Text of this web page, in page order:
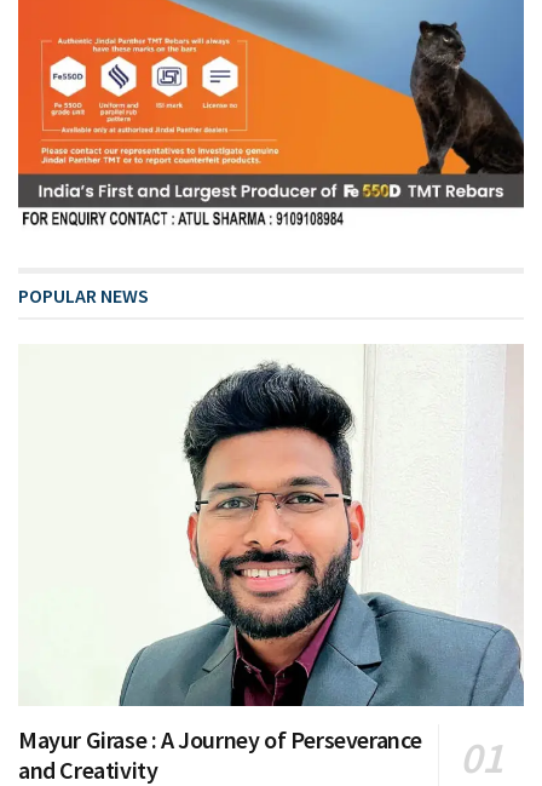
POPULAR NEWS
Mayur Girase : A Journey of Perseverance
and Creativity